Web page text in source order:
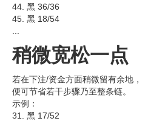
44. 黑 36/36
45. 黑 18/54
稍微宽松一点
若在下注/资金方面稍微留有余地，
便可节省若干步骤乃至整条链。
示例：
31. 黑 17/52